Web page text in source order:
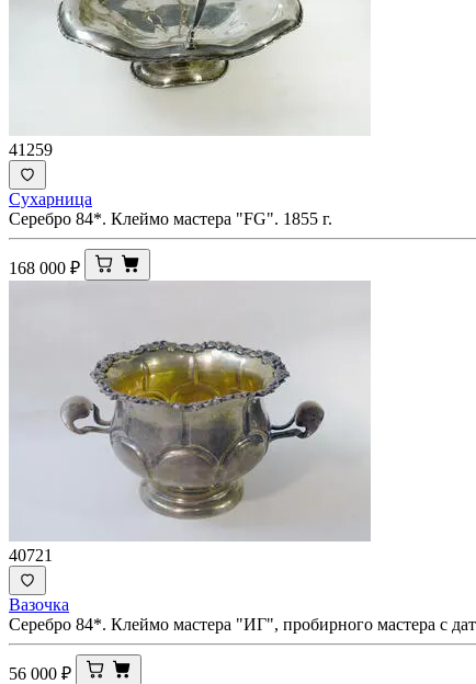
41259
Сухарница
Серебро 84*. Клеймо мастера "FG". 1855 г.
168 000 ₽
40721
Вазочка
Серебро 84*. Клеймо мастера "ИГ", пробирного мастера с
56 000 ₽